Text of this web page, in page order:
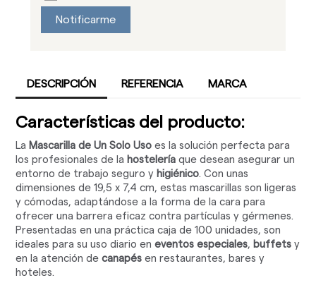
Notificarme
DESCRIPCIÓN REFERENCIA MARCA
Características del producto:
La Mascarilla de Un Solo Uso es la solución perfecta para
los profesionales de la hostelería que desean asegurar un
entorno de trabajo seguro y higiénico. Con unas
dimensiones de 19,5 x 7,4 cm, estas mascarillas son ligeras
y cómodas, adaptándose a la forma de la cara para
ofrecer una barrera eficaz contra partículas y gérmenes.
Presentadas en una práctica caja de 100 unidades, son
ideales para su uso diario eneventos especiales, buffets y
en la atención decanapés en restaurantes, bares y
hoteles.